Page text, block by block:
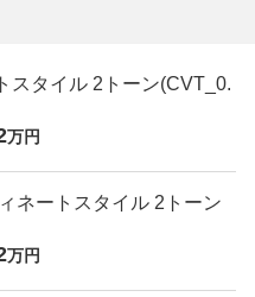
スタイル 2トーン(CVT_0.
万円
ネートスタイル 2トーン
万円